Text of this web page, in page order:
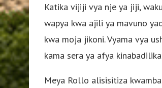
Katika vijiji vya nje ya jiji,
wapya kwa ajili ya mavuno
kwa moja jikoni. Vyama vya
kama sera ya afya
Meya Rollo alisisitiza